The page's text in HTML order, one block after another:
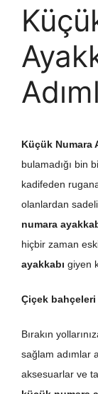
Küçük Numara
bulamadığı bin
kadifeden
olanlardan
numara
hiçbir zaman
ayakkabı giyen
Çiçek bahçeleri
Bırakın
sağlam adımlar
aksesuarlar ve